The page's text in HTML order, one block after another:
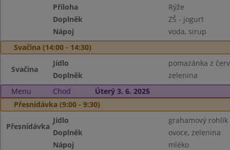
Příloha
Rýže
Doplněk
ZŠ - jogurt
Nápoj
voda, sirup
Svačina (14:00 - 14:30)
Svačina
Jídlo
pomazánka z
Doplněk
zelenina
Menu
Chod
Úterý 3. 6. 2025
Přesnídávka (9:00 - 9:30)
Přesnídávka
Jídlo
grahamový
Doplněk
ovoce, zelenina
Nápoj
mléko